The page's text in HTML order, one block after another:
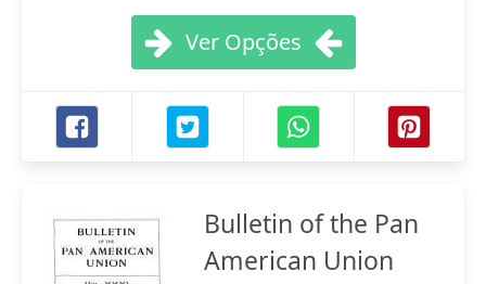
Ver Opções
Bulletin of the Pan
American Union